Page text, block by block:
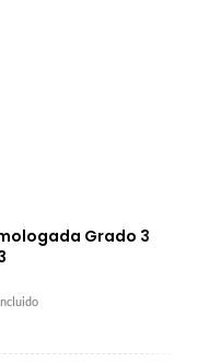
Grado 3